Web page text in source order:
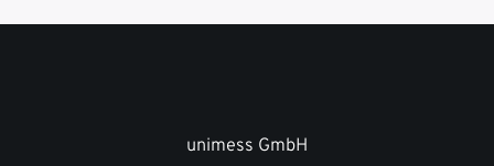
unimess GmbH